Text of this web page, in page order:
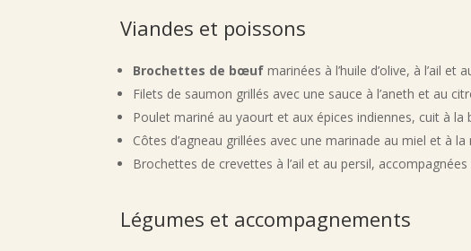
Viandes et poissons
Brochettes de bœuf marinées à l’huile d’olive, à l’ail et
Filets de saumon grillés avec une sauce à l’aneth et au
Poulet mariné au yaourt et aux épices indiennes, cuit à la
Côtes d’agneau grillées avec une marinade au miel et à
Brochettes de crevettes à l’ail et au persil, accompagnées
Légumes et accompagnements